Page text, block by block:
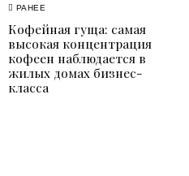
Навигация
по
записям
РАНЕЕ
Previous
post:
Кофейная гуща: самая
высокая концентрация
кофеен наблюдается в
жилых домах бизнес-
класса